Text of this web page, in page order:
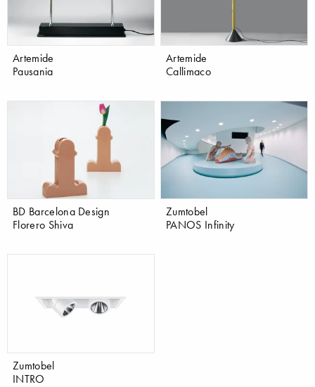
Artemide
Pausania
Artemide
Callimaco
BD Barcelona Design
Florero Shiva
Zumtobel
PANOS Infinity
Zumtobel
INTRO